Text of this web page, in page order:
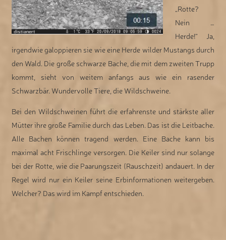
„Rotte?
Nein …
Herde!“ Ja,
irgendwie galoppieren sie wie eine Herde wilder Mustangs durch
den Wald. Die große schwarze Bache, die mit dem zweiten Trupp
kommt, sieht von weitem anfangs aus wie ein rasender
Schwarzbär. Wundervolle Tiere, die Wildschweine.
Bei den Wildschweinen führt die erfahrenste und stärkste aller
Mütter ihre große Familie durch das Leben. Das ist die Leitbache.
Alle Bachen können tragend werden. Eine Bache kann bis
maximal acht Frischlinge versorgen. Die Keiler sind nur solange
bei der Rotte, wie die Paarungszeit (Rauschzeit) andauert. In der
Regel wird nur ein Keiler seine Erbinformationen weitergeben.
Welcher? Das wird im Kampf entschieden.